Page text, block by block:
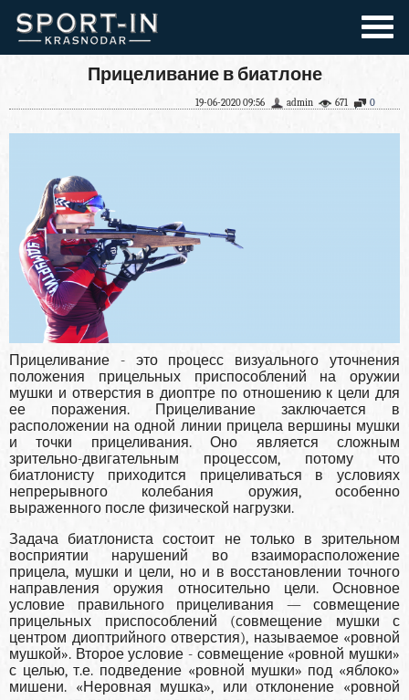
Прицеливание в биатлоне
0
671
admin
19-06-2020 09:56
Прицеливание - это процесс визуального уточнения
положения прицельных приспособлений на оружии
мушки и отверстия в диоптре по отношению к цели для
ее поражения. Прицеливание заключается в
расположении на одной линии прицела вершины мушки
и точки прицеливания. Оно является сложным
зрительно-двигательным процессом, потому что
биатлонисту приходится прицеливаться в условиях
непрерывного колебания оружия, особенно
выраженного после физической нагрузки.
Задача биатлониста состоит не только в зрительном
восприятии нарушений во взаиморасположение
прицела, мушки и цели, но и в восстановлении точного
направления оружия относительно цели. Основное
условие правильного прицеливания — совмещение
прицельных приспособлений (совмещение мушки с
центром диоптрийного отверстия), называемое «ровной
мушкой». Второе условие - совмещение «ровной мушки»
с целью, т.е. подведение «ровной мушки» под «яблоко»
мишени. «Неровная мушка», или отклонение «ровной